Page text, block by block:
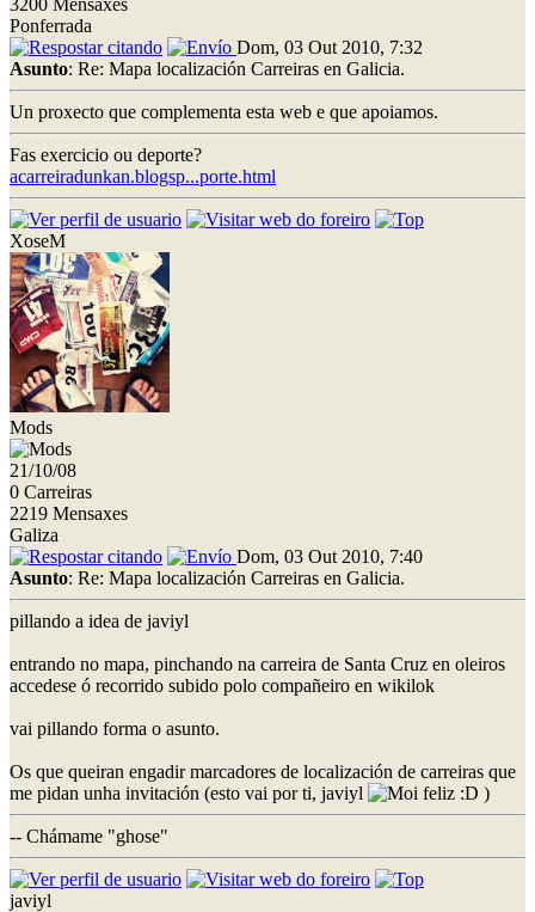
Ponferrada
Dom, 03 Out 2010, 7:32
Asunto: Re: Mapa localización Carreiras en Galicia.
Un proxecto que complementa esta web e que apoiamos.
Fas exercicio ou deporte?
acarreiradunkan.blogsp...porte.html
XoseM
Mods
21/10/08
0 Carreiras
2219 Mensaxes
Galiza
Dom, 03 Out 2010, 7:40
Asunto: Re: Mapa localización Carreiras en Galicia.
pillando a idea de javiyl
entrando no mapa, pinchando na carreira de Santa Cruz en oleiros
accedese ó recorrido subido polo compañeiro en wikilok
vai pillando forma o asunto.
Os que queiran engadir marcadores de localización de carreiras que
me pidan unha invitación (esto vai por ti, javiyl
:D )
-- Chámame "ghose"
javiyl